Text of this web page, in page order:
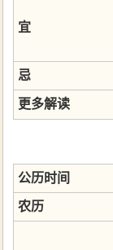
宜
忌
更多解读
公历时间
农历